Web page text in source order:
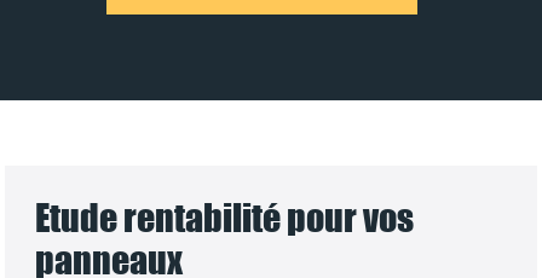
Etude rentabilité pour vos
panneaux